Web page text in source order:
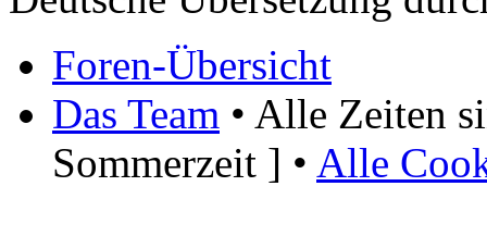
Foren-Übersicht
Das Team • Alle Zeiten
Sommerzeit ] • Alle